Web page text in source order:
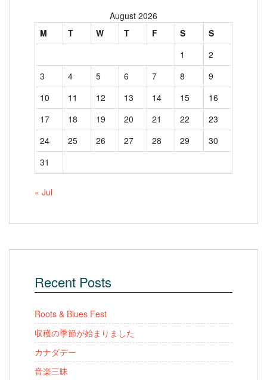
August 2026
M
T W T F S
S
1
2
3
4 5 6 7 8
9
10
11 12 13 14 15
16
17
18 19 20 21 22
23
24
25 26 27 28 29
30
31
« Jul
Recent Posts
Roots & Blues Fest
収穫の季節が始まりました
カナダデー
音楽三昧